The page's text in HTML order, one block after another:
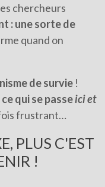
chercheurs
: une sorte de
quand on
de survie !
qui se passeici et
frustrant…
PLUS C'EST
!